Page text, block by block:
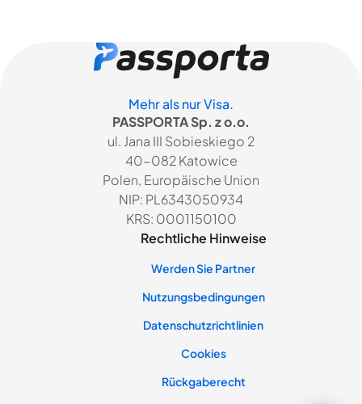
Mehr als nur Visa.
PASSPORTA Sp. z o.o.
ul. Jana III Sobieskiego 2
40-082 Katowice
Polen, Europäische Union
NIP: PL6343050934
KRS: 0001150100
Rechtliche Hinweise
Werden Sie Partner
Nutzungsbedingungen
Datenschutzrichtlinien
Cookies
Rückgaberecht